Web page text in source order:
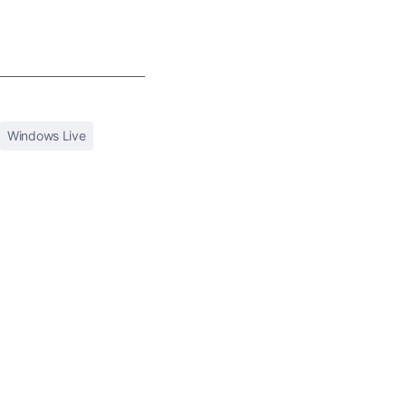
Windows Live